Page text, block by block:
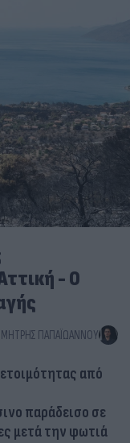
- Ο
ΠΑΠΑΪΩΆΝΝΟΥ
από
παράδεισο σε
μετά την φωτιά